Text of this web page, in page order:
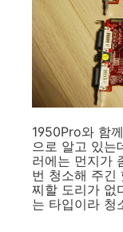
1950Pro와 함
으로 알고 있는
러에는 먼지가
번 청소해 주긴
찌할 도리가 없
는 타입이라 청